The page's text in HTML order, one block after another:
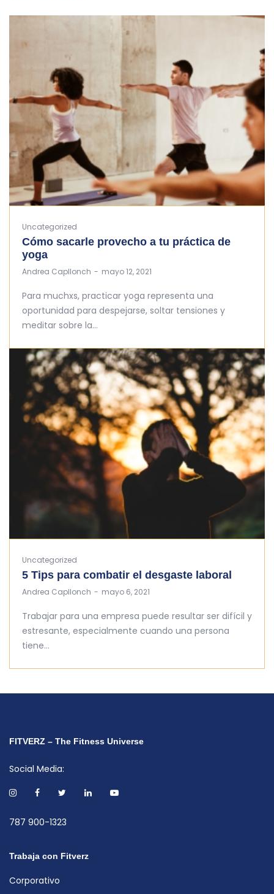
Uncategorized
Cómo sacarle provecho a tu práctica de
yoga
by
Andrea Capllonch mayo 12, 2021
Para muchxs, practicar yoga representa una
oportunidad para despejarse, soltar tensiones y
meditar sobre la…
Uncategorized
5 Tips para combatir el desgaste laboral
by
Andrea Capllonch mayo 6, 2021
Trabajar para una empresa puede resultar ser difícil y
estresante, especialmente cuando una persona
tiene…
FITVERZ – The Fitness Universe
Social Media:
787 900-1323
Trabaja con Fitverz
Corporativo